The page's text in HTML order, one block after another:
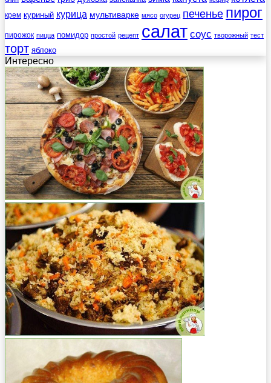
крем куриный курица мультиварке мясо огурец печенье пирог
пирожок пицца помидор простой рецепт салат соус творожный тест
торт яблоко
Интересно